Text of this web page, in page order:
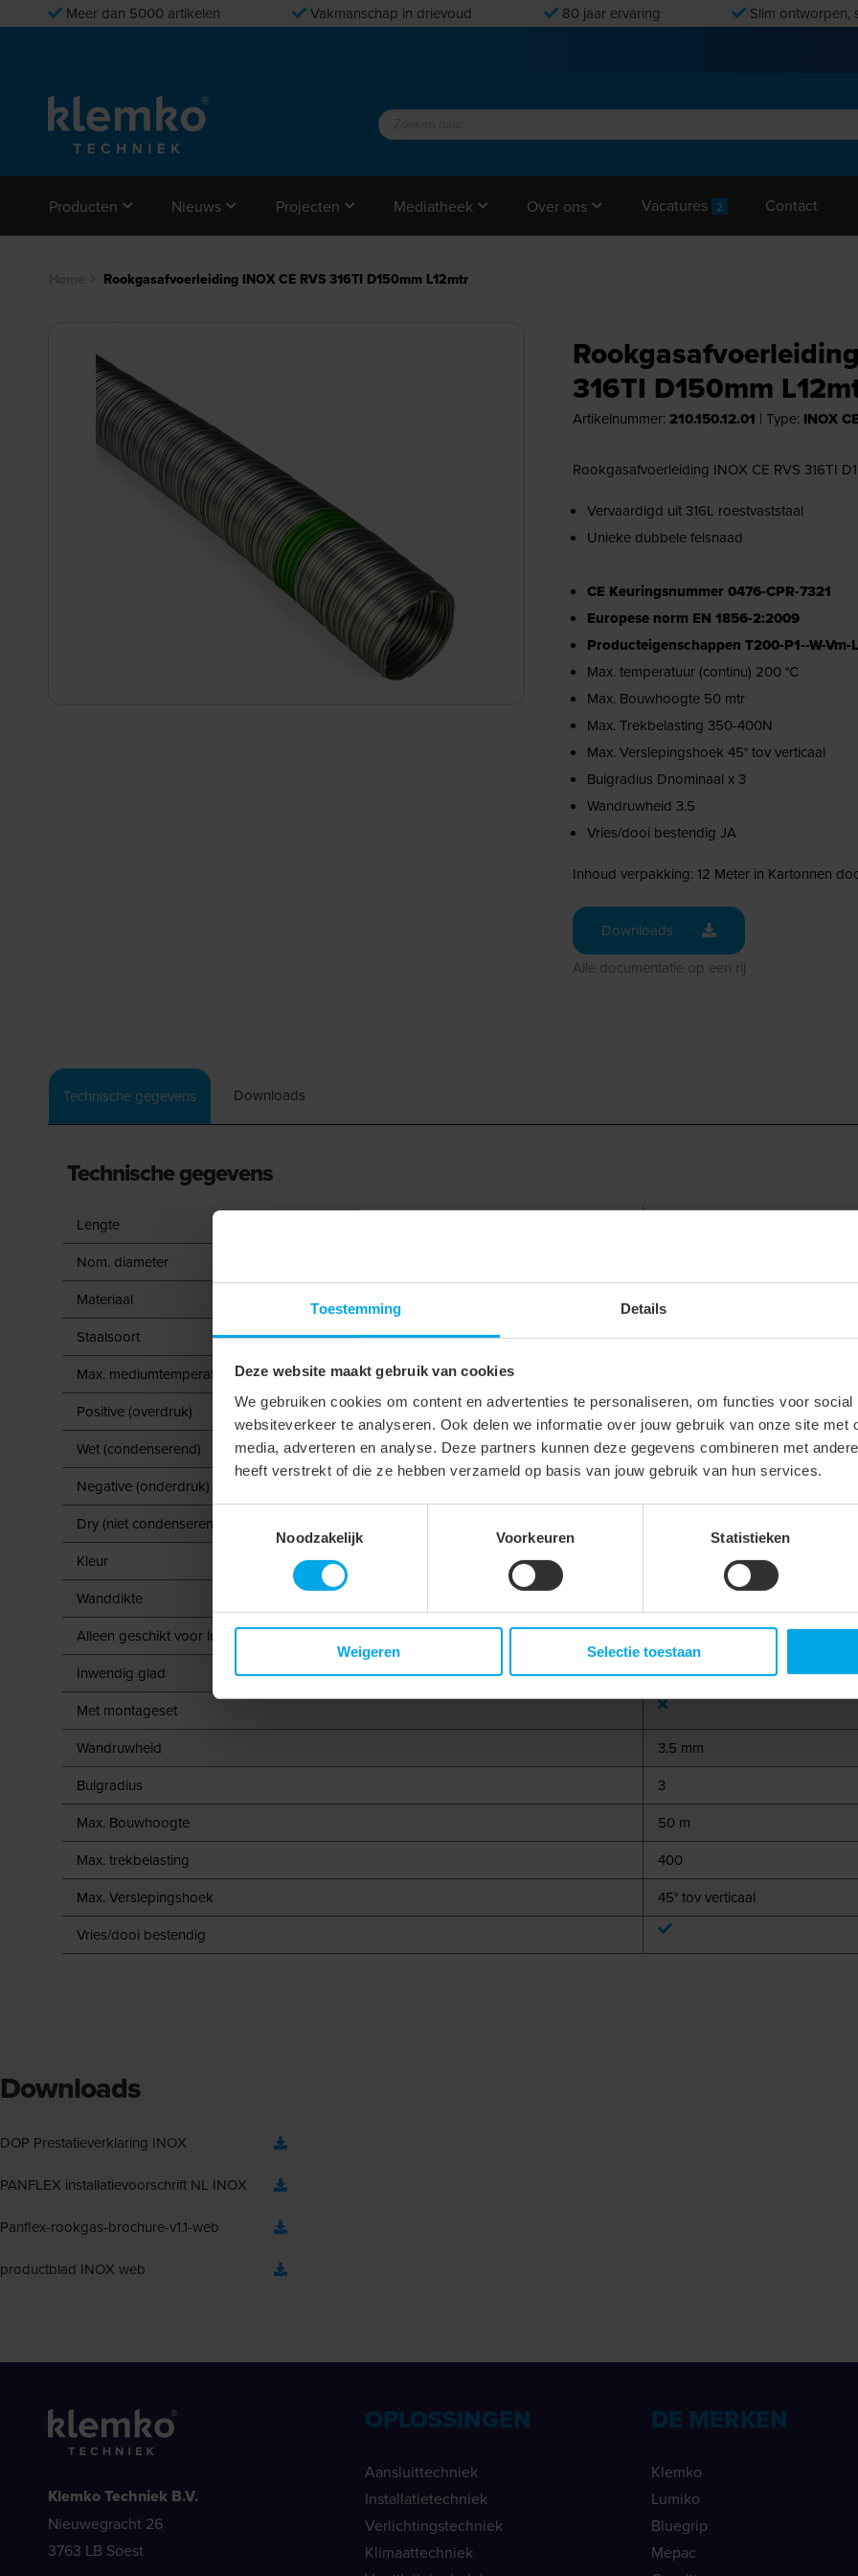
Toestemming Details
Deze website maakt gebruik van cookies
We gebruiken cookies om content en advertenties te personaliseren, om functies voor
websiteverkeer te analyseren. Ook delen we informatie over jouw gebruik van onze site met
media, adverteren en analyse. Deze partners kunnen deze gegevens combineren met
heeft verstrekt of die ze hebben verzameld op basis van jouw gebruik van hun services.
Noodzakelijk
Voorkeuren Statistieken
Weigeren Selectie toestaan
Meer dan 5000 artikelen Vakmanschap in drievoud 80 jaar ervaring Slim ontworpen,
Producten Nieuws Projecten Mediatheek Over ons Vacatures 2 Contact
Rookgasafvoerleiding INOX CE RVS 316TI D150mm L12mtr
316TI D150mm
Artikelnummer: 210.150.12.01 | Type: INOX
Rookgasafvoerleiding INOX CE RVS 316TI
Vervaardigd uit 316L roestvaststaal
Unieke dubbele felsnaad
CE Keuringsnummer 0476-CPR-7321
Europese norm EN 1856-2:2009
Producteigenschappen T200-P1--W-Vm-
Max. temperatuur (continu) 200 °C
Max. Bouwhoogte 50 mtr
Max. Trekbelasting 350-400N
Max. Verslepingshoek 45° tov verticaal
Buigradius Dnominaal x 3
Wandruwheid 3.5
Vries/dooi bestendig JA
Inhoud verpakking: 12 Meter in Kartonnen
Downloads
Alle documentatie op een rij
Technische gegevens Downloads
Technische gegevens
Lengte
Nom. diameter
Materiaal
Roestvaststaal (RVS)
Staalsoort
RVS 316 L (1.4404)
Max. mediumtemperatuur (continu)
Positive (overdruk)
Wet (condenserend)
Negative (onderdruk)
Dry (niet condenserend)
Kleur
Roestvaststaal ( RVS )
Wanddikte
Alleen geschikt voor luchttoevoer
Inwendig glad
Met montageset
Wandruwheid
3.5 mm
Buigradius
3
Max. Bouwhoogte
50 m
Max. trekbelasting
400
Max. Verslepingshoek
45° tov verticaal
Vries/dooi bestendig
Downloads
DOP Prestatieverklaring INOX
PANFLEX installatievoorschrift NL INOX
Panflex-rookgas-brochure-v1.1-web
productblad INOX web
Klemko Techniek B.V.
Nieuwegracht 26
3763 LB Soest
OPLOSSINGEN
Aansluittechniek
Installatietechniek
Verlichtingstechniek
Klimaattechniek
DE MERKEN
Klemko
Lumiko
Bluegrip
Mepac